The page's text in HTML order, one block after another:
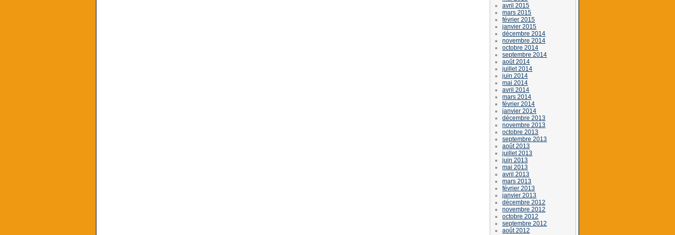
avril 2015
mars 2015
février 2015
janvier 2015
décembre 2014
novembre 2014
octobre 2014
septembre 2014
août 2014
juillet 2014
juin 2014
mai 2014
avril 2014
mars 2014
février 2014
janvier 2014
décembre 2013
novembre 2013
octobre 2013
septembre 2013
août 2013
juillet 2013
juin 2013
mai 2013
avril 2013
mars 2013
février 2013
janvier 2013
décembre 2012
novembre 2012
octobre 2012
septembre 2012
août 2012